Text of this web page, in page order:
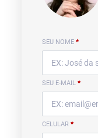
SEU NOME *
SEU E-MAIL *
CELULAR *